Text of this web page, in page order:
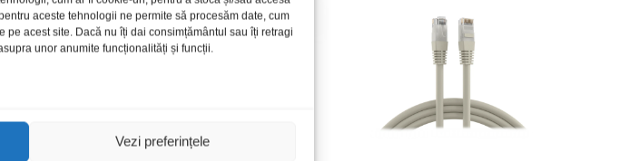
aceste tehnologii ne permite să procesăm date, cum
acest site. Dacă nu îți dai consimțământul sau îți retragi
unor anumite funcționalități și funcții.
Vezi preferințele